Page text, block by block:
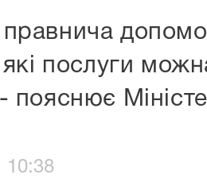
які послуги
пояснює
10:38